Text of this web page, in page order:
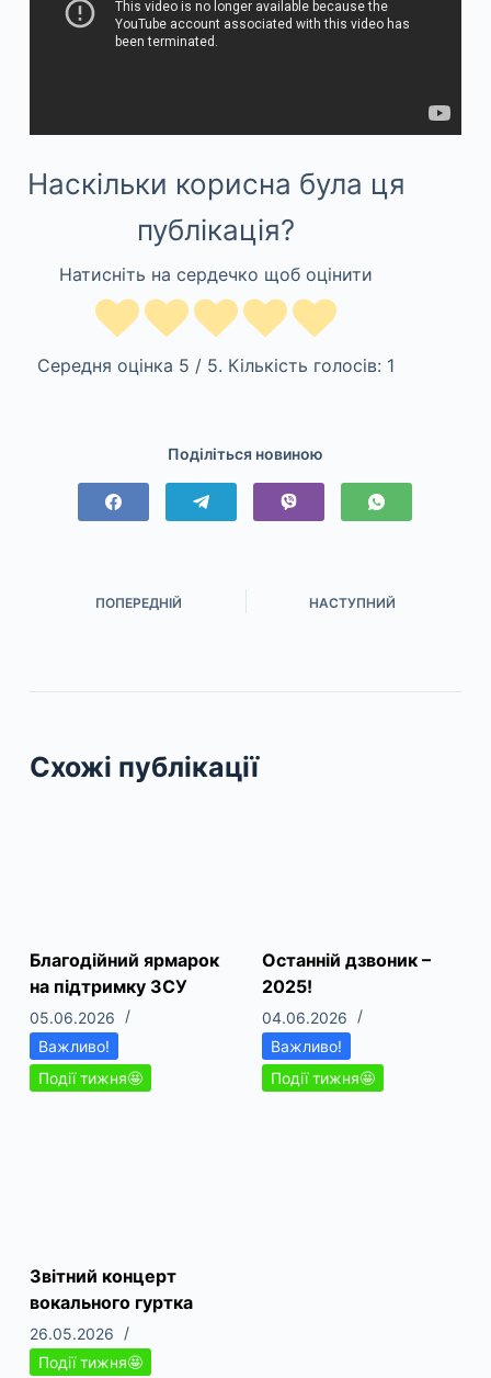
Наскільки корисна була ця
публікація?
Натисніть на сердечко щоб оцінити
Середня оцінка 5 / 5. Кількість голосів: 1
Поділіться новиною
ПОПЕРЕДНІЙ НАСТУПНИЙ
Схожі публікації
Благодійний ярмарок
на підтримку ЗСУ
05.06.2026
Важливо!
Події тижня🤩
Останній дзвоник –
2025!
04.06.2026
Важливо!
Події тижня🤩
Звітний концерт
вокального гуртка
26.05.2026
Події тижня🤩